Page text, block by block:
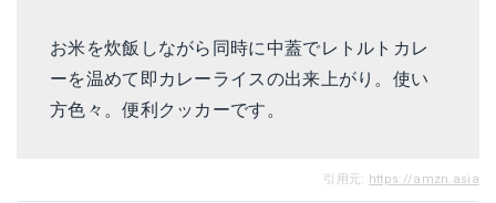
お米を炊飯しながら同時に中蓋でレトルトカレ
ーを温めて即カレーライスの出来上がり。使い
方色々。便利クッカーです。
引用元: https://amzn.asia